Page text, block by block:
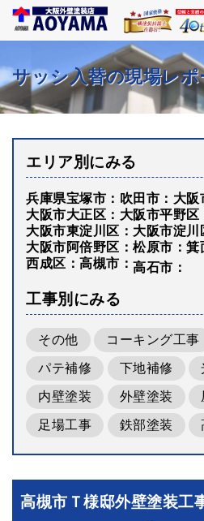
サッシ入替の現場レポ
エリア別にみる
兵庫県宝塚市 吹田市 大阪
大阪市大正区
大阪市平野区
大阪市東淀川区
大阪市淀川
大阪市阿倍野区
松原市 箕
西成区
高槻市
高石市
工事別にみる
その他 コーキング工事
パテ補修 下地補修
内壁塗装 外壁塗装
足場工事 鉄部塗装
高槻市Ｔ様邸外壁塗装